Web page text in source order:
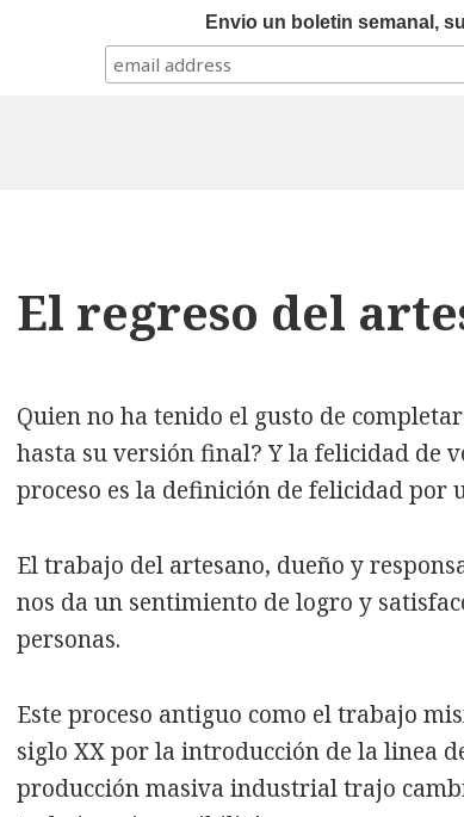
Envio un boletin semanal,
El regreso del
Quien no ha tenido el gusto de
hasta su versión final? Y la felicidad de
proceso es la definición de felicidad por
El trabajo del artesano, dueño y
nos da un sentimiento de logro y
personas.
Este proceso antiguo como el trabajo
siglo XX por la introducción de la linea
producción masiva industrial trajo